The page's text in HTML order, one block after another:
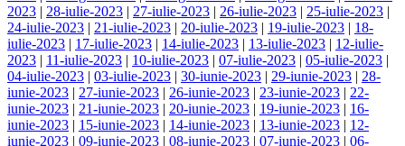
2023 | 28-iulie-2023 | 27-iulie-2023 | 26-iulie-2023 | 25-iulie-2023 |
24-iulie-2023 | 21-iulie-2023 | 20-iulie-2023 | 19-iulie-2023 | 18-
iulie-2023 | 17-iulie-2023 | 14-iulie-2023 | 13-iulie-2023 | 12-iulie-
2023 | 11-iulie-2023 | 10-iulie-2023 | 07-iulie-2023 | 05-iulie-2023 |
04-iulie-2023 | 03-iulie-2023 | 30-iunie-2023 | 29-iunie-2023 | 28-
iunie-2023 | 27-iunie-2023 | 26-iunie-2023 | 23-iunie-2023 | 22-
iunie-2023 | 21-iunie-2023 | 20-iunie-2023 | 19-iunie-2023 | 16-
iunie-2023 | 15-iunie-2023 | 14-iunie-2023 | 13-iunie-2023 | 12-
iunie-2023 | 09-iunie-2023 | 08-iunie-2023 | 07-iunie-2023 | 06-